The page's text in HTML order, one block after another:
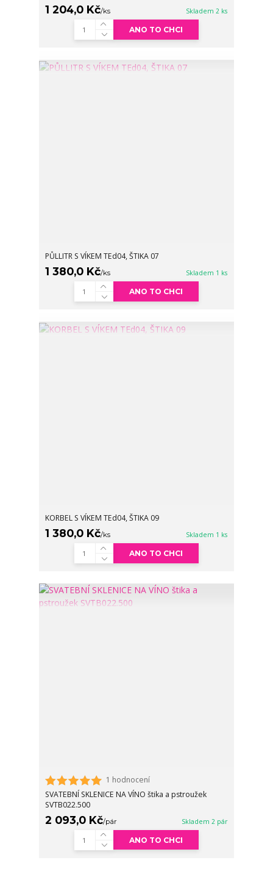
1 204,0 Kč/ks Skladem 2 ks
ANO TO CHCI
PŮLLITR S VÍKEM TEd04, ŠTIKA 07
1 380,0 Kč/ks Skladem 1 ks
ANO TO CHCI
KORBEL S VÍKEM TEd04, ŠTIKA 09
1 380,0 Kč/ks Skladem 1 ks
ANO TO CHCI
1 hodnocení
SVATEBNÍ SKLENICE NA VÍNO štika a pstroužek
SVTB022.500
2 093,0 Kč/pár Skladem 2 pár
ANO TO CHCI